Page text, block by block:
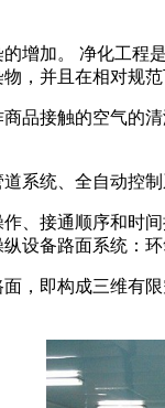
加。 净化工程
，并且在相对规
接触的空气的清
统、全自动控制
接通顺序和时间
设备路面系统：
即构成三维有限